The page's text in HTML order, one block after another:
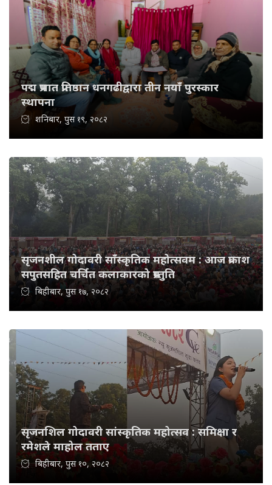
पद्म प्रभात प्रतिष्ठान धनगढीद्वारा तीन नयाँ पुरस्कार
स्थापना
शनिबार, पुस १९, २०८२
सृजनशील गोदावरी साँस्कृतिक महोत्सवम : आज प्रकाश
सपुतसहित चर्चित कलाकारको प्रस्तुति
बिहीबार, पुस १७, २०८२
सृजनशिल गोदावरी सांस्कृतिक महोत्सव : समिक्षा र
रमेशले माहोल तताए
बिहीबार, पुस १०, २०८२